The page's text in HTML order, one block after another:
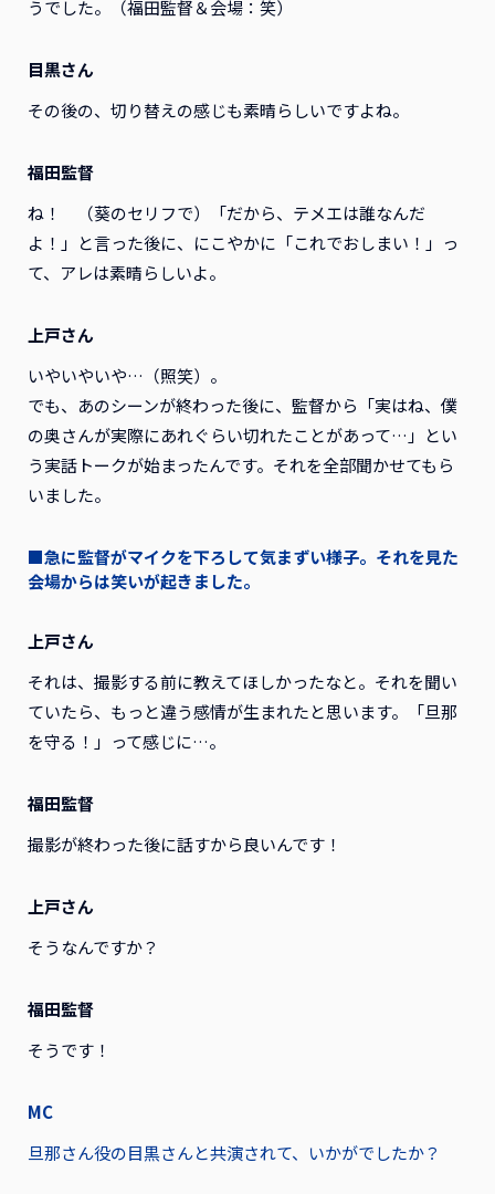
うでした。（福田監督＆会場：笑）
目黒さん
その後の、切り替えの感じも素晴らしいですよね。
福田監督
ね！ （葵のセリフで）「だから、テメエは誰なんだ
よ！」と言った後に、にこやかに「これでおしまい！」っ
て、アレは素晴らしいよ。
上戸さん
いやいやいや…（照笑）。
でも、あのシーンが終わった後に、監督から「実はね、僕
の奥さんが実際にあれぐらい切れたことがあって…」とい
う実話トークが始まったんです。それを全部聞かせてもら
いました。
■急に監督がマイクを下ろして気まずい様子。それを見た
会場からは笑いが起きました。
上戸さん
それは、撮影する前に教えてほしかったなと。それを聞い
ていたら、もっと違う感情が生まれたと思います。「旦那
を守る！」って感じに…。
福田監督
撮影が終わった後に話すから良いんです！
上戸さん
そうなんですか？
福田監督
そうです！
MC
旦那さん役の目黒さんと共演されて、いかがでしたか？